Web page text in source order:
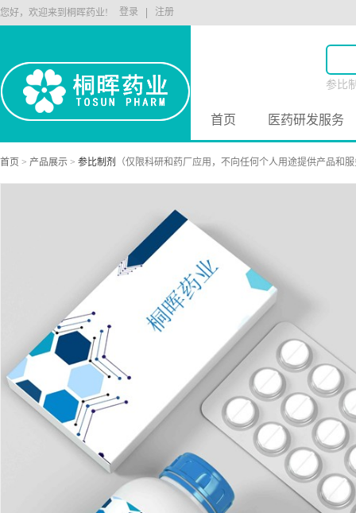
您好，欢迎来到桐晖药业! 注册
登录
参比
首页 医药研发服务
首页 > 产品展示 > 参比制剂 （仅限科研和药厂应用，不向任何个人用途提供产品和